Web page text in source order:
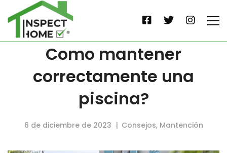
Como mantener
correctamente una
piscina?
6 de diciembre de 2023 Consejos, Mantención